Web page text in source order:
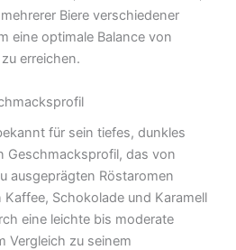
Biere verschiedener
eine optimale Balance von
erreichen.
für sein tiefes, dunkles
Geschmacksprofil, das von
ausgeprägten Röstaromen
Schokolade und Karamell
eine leichte bis moderate
Vergleich zu seinem